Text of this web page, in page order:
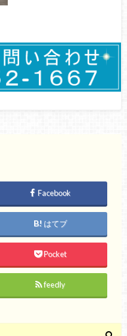
Facebook
はてブ
Pocket
feedly